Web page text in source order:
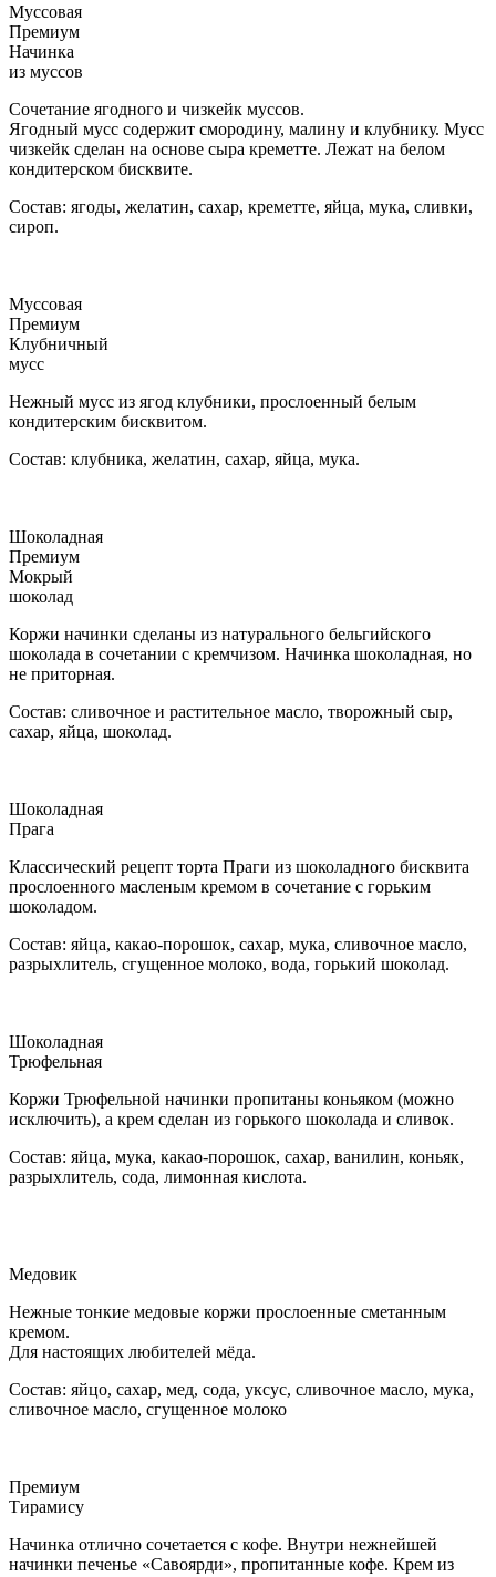
Муссовая
Премиум
Начинка
из муссов
Сочетание ягодного и чизкейк муссов.
Ягодный мусс содержит смородину, малину и клубнику. Мусс
чизкейк сделан на основе сыра креметте. Лежат на белом
кондитерском бисквите.
Состав: ягоды, желатин, сахар, креметте, яйца, мука, сливки,
сироп.
Муссовая
Премиум
Клубничный
мусс
Нежный мусс из ягод клубники, прослоенный белым
кондитерским бисквитом.
Состав: клубника, желатин, сахар, яйца, мука.
Шоколадная
Премиум
Мокрый
шоколад
Коржи начинки сделаны из натурального бельгийского
шоколада в сочетании с кремчизом. Начинка шоколадная, но
не приторная.
Состав: сливочное и растительное масло, творожный сыр,
сахар, яйца, шоколад.
Шоколадная
Прага
Классический рецепт торта Праги из шоколадного бисквита
прослоенного масленым кремом в сочетание с горьким
шоколадом.
Состав: яйца, какао-порошок, сахар, мука, сливочное масло,
разрыхлитель, сгущенное молоко, вода, горький шоколад.
Шоколадная
Трюфельная
Коржи Трюфельной начинки пропитаны коньяком (можно
исключить), а крем сделан из горького шоколада и сливок.
Состав: яйца, мука, какао-порошок, сахар, ванилин, коньяк,
разрыхлитель, сода, лимонная кислота.
Медовик
Нежные тонкие медовые коржи прослоенные сметанным
кремом.
Для настоящих любителей мёда.
Состав: яйцо, сахар, мед, сода, уксус, сливочное масло, мука,
сливочное масло, сгущенное молоко
Премиум
Тирамису
Начинка отлично сочетается с кофе. Внутри нежнейшей
начинки печенье «Савоярди», пропитанные кофе. Крем из